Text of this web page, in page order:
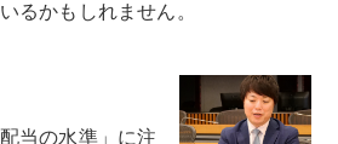
るかもしれません。
当の水準」に注